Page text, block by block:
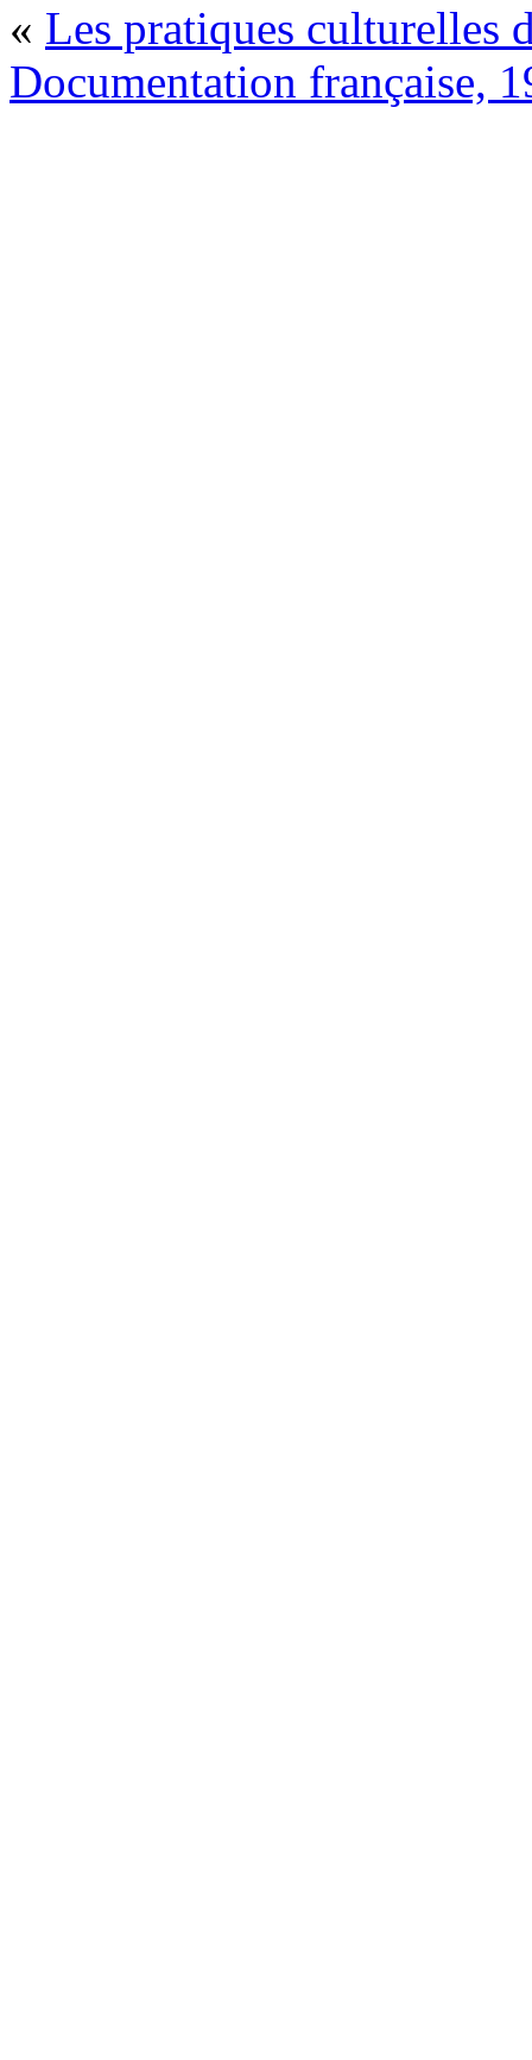
« Les pratiques culturelles
Documentation française,